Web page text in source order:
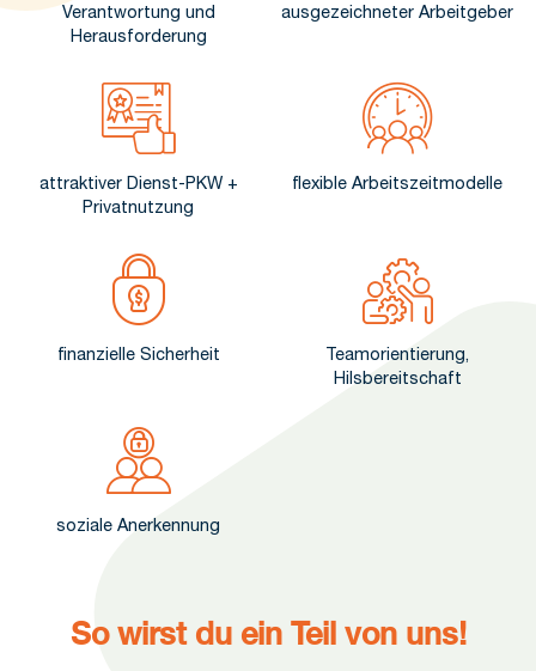
Verantwortung und
Herausforderung
ausgezeichneter Arbeitgeber
attraktiver Dienst-PKW +
Privatnutzung
flexible Arbeitszeitmodelle
finanzielle Sicherheit
Teamorientierung,
Hilsbereitschaft
soziale Anerkennung
So wirst du ein Teil von uns!